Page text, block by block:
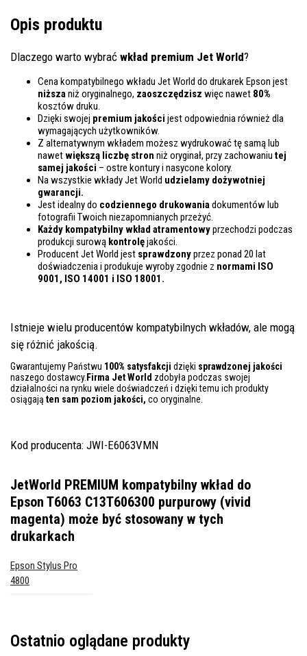
Opis produktu
Dlaczego warto wybrać wkład premium Jet World?
Cena kompatybilnego wkładu Jet World do drukarek Epson jest
niższaniż oryginalnego, zaoszczędzisz więc nawet 80%
kosztów druku.
Dzięki swojej premium jakości jest odpowiednia również dla
wymagających użytkowników.
Z alternatywnym wkładem możesz wydrukować tę samą lub
nawetwiększą liczbę stron niż oryginał, przy zachowaniu tej
samej jakości – ostre kontury i nasycone kolory.
Na wszystkie wkłady Jet World udzielamy dożywotniej
gwarancji.
Jest idealny do codziennego drukowaniadokumentów lub
fotografii Twoich niezapomnianych przeżyć.
Każdy kompatybilny wkład atramentowyprzechodzi podczas
produkcji surową kontrolęjakości.
Producent Jet World jest sprawdzonyprzez ponad 20 lat
doświadczenia i produkuje wyroby zgodnie z normami ISO
9001, ISO 14001 i ISO 18001.
Istnieje wielu producentów kompatybilnych wkładów, ale mogą
się różnić jakością.
Gwarantujemy Państwu 100% satysfakcji dzięki sprawdzonej jakości
naszego dostawcy. Firma Jet World zdobyła podczas swojej
działalności na rynku wiele doświadczeń i dzięki temu ich produkty
osiągają ten sam poziom jakości, co oryginalne.
Kod producenta: JWI-E6063VMN
JetWorld PREMIUM kompatybilny wkład do
Epson T6063 C13T606300 purpurowy (vivid
magenta) może być stosowany w tych
drukarkach
Epson Stylus Pro
4800
Ostatnio oglądane produkty